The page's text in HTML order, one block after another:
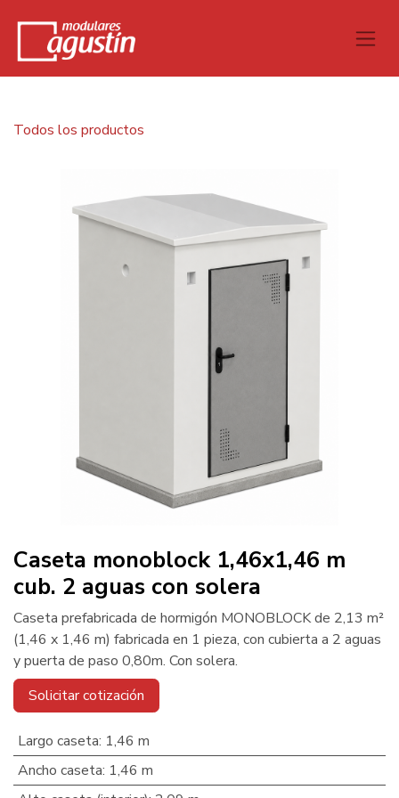
Todos los productos
Caseta monoblock 1,46x1,46 m
cub. 2 aguas con solera
Caseta prefabricada de hormigón MONOBLOCK de 2,13 m²
(1,46 x 1,46 m) fabricada en 1 pieza, con cubierta a 2 aguas
y puerta de paso 0,80m. Con solera.
Solicitar cotización
Largo caseta: 1,46 m
Ancho caseta: 1,46 m